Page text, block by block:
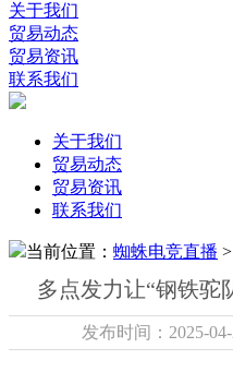
关于我们
贸易动态
贸易资讯
联系我们
关于我们
贸易动态
贸易资讯
联系我们
当前位置： 蜘蛛电竞直播 >
多点发力让“钢铁驼
发布时间：2025-